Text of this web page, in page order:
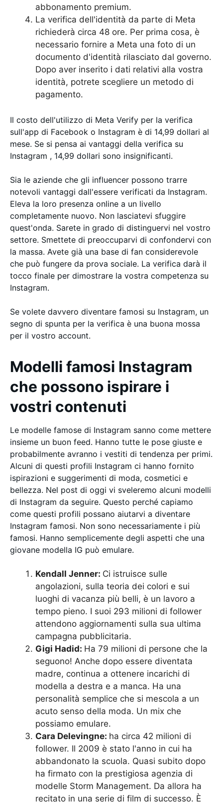
abbonamento premium.
La verifica dell'identità da parte di Meta
richiederà circa 48 ore. Per prima cosa, è
necessario fornire a Meta una foto di un
documento d'identità rilasciato dal governo.
Dopo aver inserito i dati relativi alla vostra
identità, potrete scegliere un metodo di
pagamento.
Il costo dell'utilizzo di Meta Verify per la verifica
sull'app di Facebook o Instagram è di 14,99 dollari al
mese. Se si pensa ai vantaggi della verifica su
Instagram , 14,99 dollari sono insignificanti.
Sia le aziende che gli influencer possono trarre
notevoli vantaggi dall'essere verificati da Instagram.
Eleva la loro presenza online a un livello
completamente nuovo. Non lasciatevi sfuggire
quest'onda. Sarete in grado di distinguervi nel vostro
settore. Smettete di preoccuparvi di confondervi con
la massa. Avete già una base di fan considerevole
che può fungere da prova sociale. La verifica darà il
tocco finale per dimostrare la vostra competenza su
Instagram.
Se volete davvero diventare famosi su Instagram, un
segno di spunta per la verifica è una buona mossa
per il vostro account.
Modelli famosi Instagram
che possono ispirare i
vostri contenuti
Le modelle famose di Instagram sanno come mettere
insieme un buon feed. Hanno tutte le pose giuste e
probabilmente avranno i vestiti di tendenza per primi.
Alcuni di questi profili Instagram ci hanno fornito
ispirazioni e suggerimenti di moda, cosmetici e
bellezza. Nel post di oggi vi sveleremo alcuni modelli
di Instagram da seguire. Questo perché capiamo
come questi profili possano aiutarvi a diventare
Instagram famosi. Non sono necessariamente i più
famosi. Hanno semplicemente degli aspetti che una
giovane modella IG può emulare.
Kendall Jenner: Ci istruisce sulle
angolazioni, sulla teoria dei colori e sui
luoghi di vacanza più belli, è un lavoro a
tempo pieno. I suoi 293 milioni di follower
attendono aggiornamenti sulla sua ultima
campagna pubblicitaria.
Gigi Hadid: Ha 79 milioni di persone che la
seguono! Anche dopo essere diventata
madre, continua a ottenere incarichi di
modella a destra e a manca. Ha una
personalità semplice che si mescola a un
acuto senso della moda. Un mix che
possiamo emulare.
Cara Delevingne: ha circa 42 milioni di
follower. Il 2009 è stato l'anno in cui ha
abbandonato la scuola. Quasi subito dopo
ha firmato con la prestigiosa agenzia di
modelle Storm Management. Da allora ha
recitato in una serie di film di successo. È